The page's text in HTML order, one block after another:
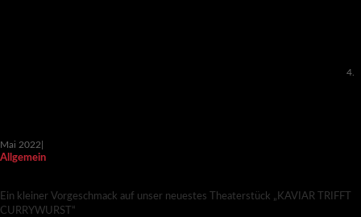
4.
Mai 2022
Allgemein
Ein kleiner Vorgeschmack auf unser neuestes Theaterstück „KAVIAR TRIFFT
CURRYWURST“